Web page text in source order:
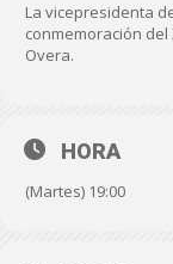
La vicepresidenta
conmemoración del
Overa.
HORA
(Martes) 19:00